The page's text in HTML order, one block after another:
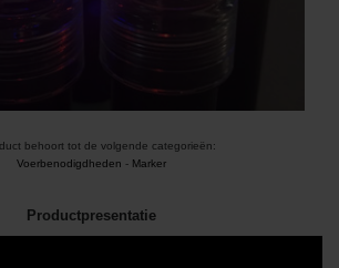
behoort tot de volgende categorieën:
Voerbenodigdheden - Marker
Productpresentatie